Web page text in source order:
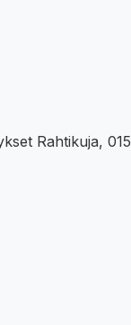
Rahtikuja,